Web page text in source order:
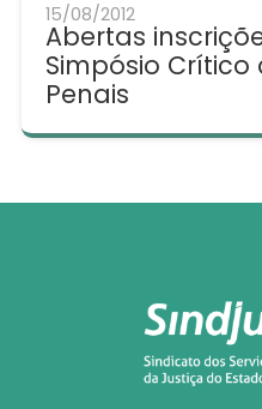
15/08/2012
Abertas
Simpósio Crítico
Penais